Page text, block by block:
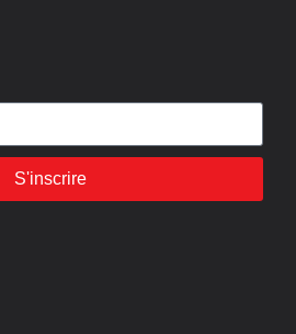
S'inscrire